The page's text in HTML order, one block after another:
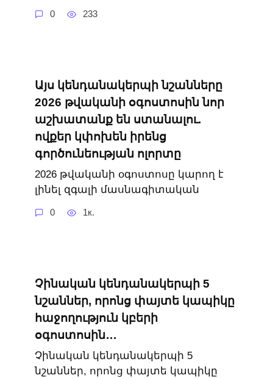
0 233
Այս կենդանակերպի նշանները
2026 թվականի օգոստոսին նոր
աշխատանք են ստանալու.
ովքեր կփոխեն իրենց
գործունեության ոլորտը
2026 թվականի օգոստոսը կարող է
լինել զգալի մասնագիտական
0 1к.
Չինական կենդանակերպի 5
նշաններ, որոնց փայտե կապիկը
հաջողություն կբերի
օգոստոսին․․․
Չինական կենդանակերպի 5
նշաններ, որոնց փայտե կապիկը